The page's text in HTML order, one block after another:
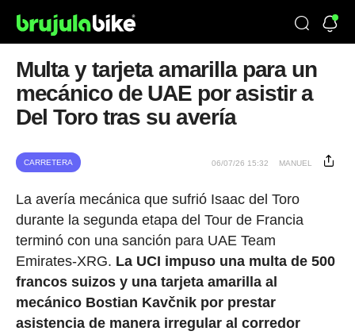
Multa y tarjeta amarilla para un
mecánico de UAE por asistir a
Del Toro tras su avería
CARRETERA 06/07/26 15:32 MANUEL
La avería mecánica que sufrió Isaac del Toro
durante la segunda etapa del Tour de Francia
terminó con una sanción para UAE Team
Emirates-XRG. La UCI impuso una multa de 500
francos suizos y una tarjeta amarilla al
mecánico Bostian Kavčnik por prestar
asistencia de manera irregular al corredor